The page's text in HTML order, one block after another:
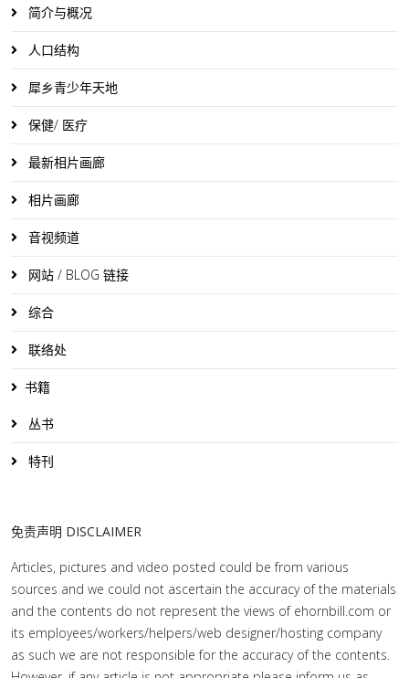
简介与概况
人口结构
犀乡青少年天地
保健/ 医疗
最新相片画廊
相片画廊
音视频道
网站 / BLOG 链接
综合
联络处
书籍
丛书
特刊
免责声明 DISCLAIMER
Articles, pictures and video posted could be from various
sources and we could not ascertain the accuracy of the materials
and the contents do not represent the views of ehornbill.com or
its employees/workers/helpers/web designer/hosting company
as such we are not responsible for the accuracy of the contents.